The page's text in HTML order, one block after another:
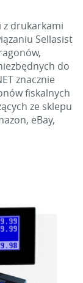
z drukarkami
Sellasist
do
znacznie
fiskalnych
ze sklepu
eBay,